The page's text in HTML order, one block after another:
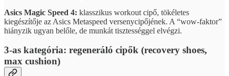
Asics Magic Speed 4: klasszikus workout cipő, tökéletes
kiegészítője az Asics Metaspeed versenycipőjének. A “wow-faktor”
hiányzik ugyan belőle, de munkát tisztességgel elvégzi.
3-as kategória: regeneráló cipők (recovery shoes,
max cushion)